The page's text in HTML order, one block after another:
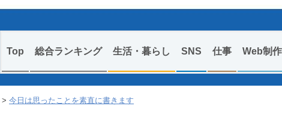
Skip
Top 総合ランキング 生活・暮らし SNS 仕事 Web制
> 今日は思ったことを素直に書きます